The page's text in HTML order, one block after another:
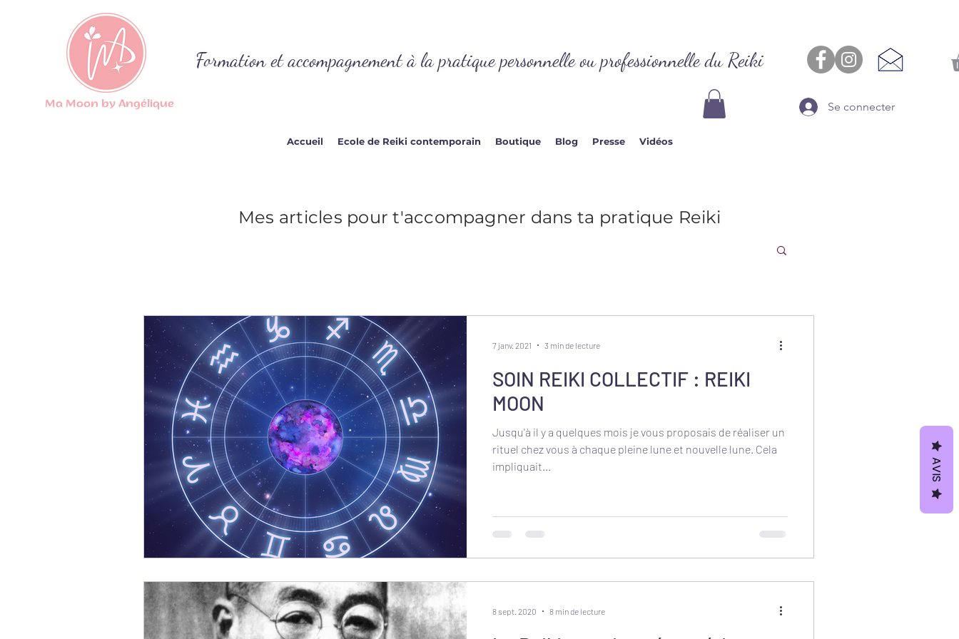
Formation et accompagnement à la pratique personnelle ou professionnelle du Reiki
Ma Moon by Angélique Se connecter
Accueil Ecole de Reiki contemporain Boutique Blog Presse Vidéos
Mes articles pour t'accompagner dans ta pratique Reiki
SOIN REIKI COLLECTIF : REIKI
MOON
Jusqu'à il y a quelques mois je vous proposais de réaliser un
rituel chez vous à chaque pleine lune et nouvelle lune. Cela
impliquait...
7 janv. 2021 3 min de lecture
8 sept. 2020 8 min de lecture
AVIS